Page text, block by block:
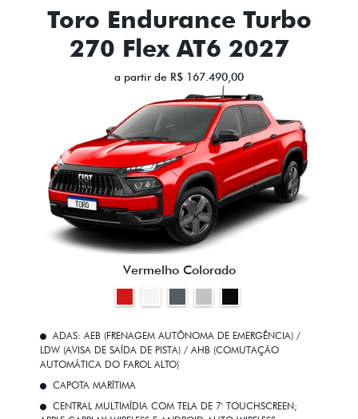
Toro Endurance Turbo
270 Flex AT6 2027
a partir de R$ 167.490,00
Vermelho Colorado
ADAS: AEB (FRENAGEM AUTÔNOMA DE EMERGÊNCIA) /
LDW (AVISA DE SAÍDA DE PISTA) / AHB (COMUTAÇÃO
AUTOMÁTICA DO FAROL ALTO)
CAPOTA MARÍTIMA
CENTRAL MULTIMÍDIA COM TELA DE 7' TOUCHSCREEN;